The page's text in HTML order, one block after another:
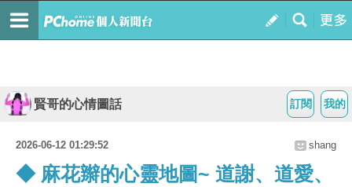
我的
訂閱
賢哥的心情圖話
2026-06-12 01:29:52 shang
◆ 麻花辮的心靈地圖~ 道謝、道愛、